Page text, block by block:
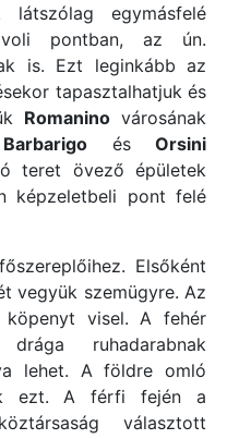
egymásfelé
pontban, az ún.
is. Ezt leginkább az
tapasztalhatjuk és
Romanino városának
Barbarigo ésOrsini
teret övező épületek
képzeletbeli pont felé
Elsőként
vegyük szemügyre. Az
visel. A fehér
ruhadarabnak
lehet. A földre omló
ezt. A férfi fején a
választott